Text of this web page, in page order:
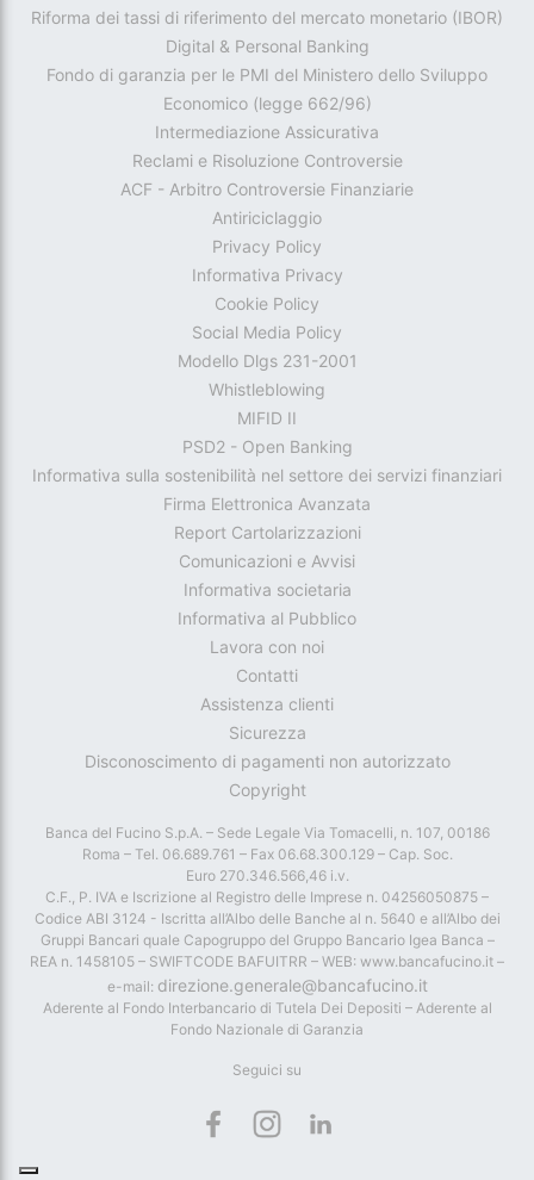
Riforma dei tassi di riferimento del mercato monetario (IBOR)
Digital & Personal Banking
Fondo di garanzia per le PMI del Ministero dello Sviluppo
Economico (legge 662/96)
Intermediazione Assicurativa
Reclami e Risoluzione Controversie
ACF - Arbitro Controversie Finanziarie
Antiriciclaggio
Privacy Policy
Informativa Privacy
Cookie Policy
Social Media Policy
Modello Dlgs 231-2001
Whistleblowing
MIFID II
PSD2 - Open Banking
Informativa sulla sostenibilità nel settore dei servizi finanziari
Firma Elettronica Avanzata
Report Cartolarizzazioni
Comunicazioni e Avvisi
Informativa societaria
Informativa al Pubblico
Lavora con noi
Contatti
Assistenza clienti
Sicurezza
Disconoscimento di pagamenti non autorizzato
Copyright
Banca del Fucino S.p.A. – Sede Legale Via Tomacelli, n. 107, 00186
Roma – Tel. 06.689.761 – Fax 06.68.300.129 – Cap. Soc.
Euro 270.346.566,46 i.v.
C.F., P. IVA e Iscrizione al Registro delle Imprese n. 04256050875 –
Codice ABI 3124 - Iscritta all’Albo delle Banche al n. 5640 e all’Albo dei
Gruppi Bancari quale Capogruppo del Gruppo Bancario Igea Banca –
REA n. 1458105 – SWIFTCODE BAFUITRR – WEB: www.bancafucino.it –
e-mail: direzione.generale@bancafucino.it
Aderente al Fondo Interbancario di Tutela Dei Depositi – Aderente al
Fondo Nazionale di Garanzia
Seguici su